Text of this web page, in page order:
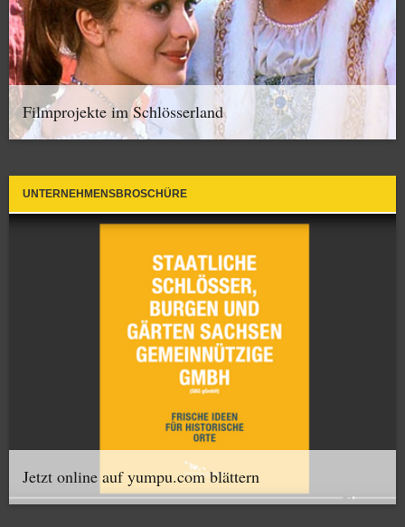
Filmprojekte im Schlösserland
UNTERNEHMENSBROSCHÜRE
Jetzt online auf yumpu.com blättern